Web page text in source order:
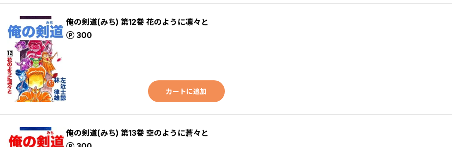
俺の剣道(みち) 第12巻 花のように凛々と
300
ポイント
カートに追加
俺の剣道(みち) 第13巻 空のように蒼々と